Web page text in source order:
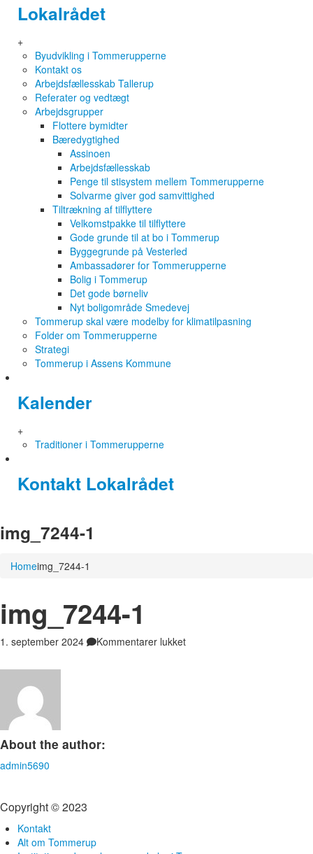
Lokalrådet
+
Byudvikling i Tommerupperne
Kontakt os
Arbejdsfællesskab Tallerup
Referater og vedtægt
Arbejdsgrupper
Flottere bymidter
Bæredygtighed
Assinoen
Arbejdsfællesskab
Penge til stisystem mellem Tommerupperne
Solvarme giver god samvittighed
Tiltrækning af tilflyttere
Velkomstpakke til tilflyttere
Gode grunde til at bo i Tommerup
Byggegrunde på Vesterled
Ambassadører for Tommerupperne
Bolig i Tommerup
Det gode børneliv
Nyt boligområde Smedevej
Tommerup skal være modelby for klimatilpasning
Folder om Tommerupperne
Strategi
Tommerup i Assens Kommune
Kalender
+
Traditioner i Tommerupperne
Kontakt Lokalrådet
img_7244-1
Homeimg_7244-1
img_7244-1
1. september 2024 Kommentarer lukkettil
About the author:
admin5690
Copyright © 2023
Kontakt
Alt om Tommerup